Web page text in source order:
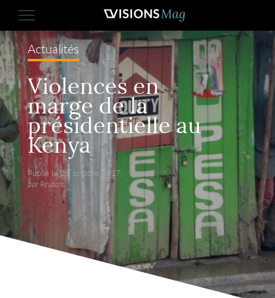
Actualités
Violences en
marge de la
présidentielle au
Kenya
Publié le 26 octobre 2017,
par Reuters.